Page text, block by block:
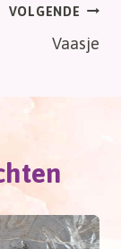
VOLGENDE
Vaasje